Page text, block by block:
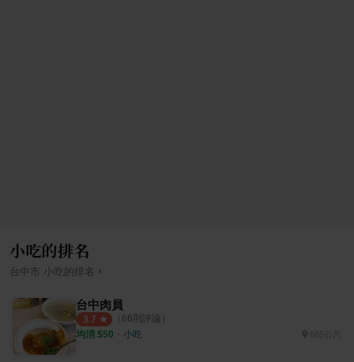
小吃的排名
台中市 小吃 的排名 ›
台中肉員
3.7 （ 66則評論）
均消 $50 ・ 小吃 685公尺